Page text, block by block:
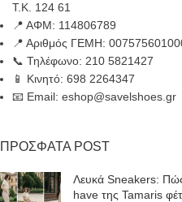
Τ.Κ. 124 61
📍 ΑΦΜ: 114806789
📍 Αριθμός ΓΕΜΗ:
📞 Τηλέφωνο: 210 5821427
📱 Κινητό: 698 2264347
📧 Email: eshop@savelshoes.gr
ΠΡΟΣΦΑΤΑ POST
Λευκά Sneakers:
have της Tamaris